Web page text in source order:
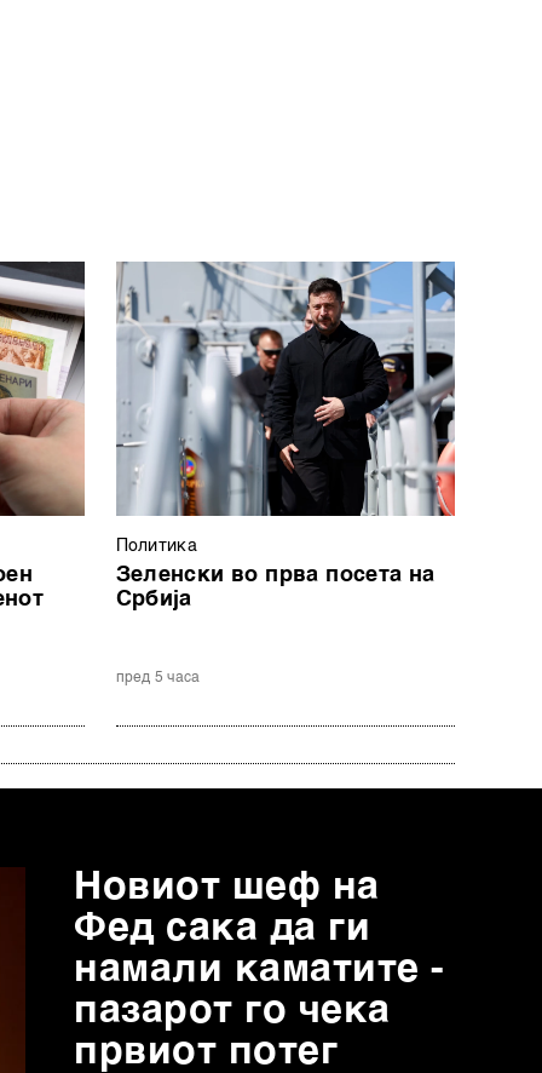
Политика
Зеленски во прва посета на
Србија
пред 5 часа
Новиот шеф на
Фед сака да ги
намали каматите -
пазарот го чека
првиот потег